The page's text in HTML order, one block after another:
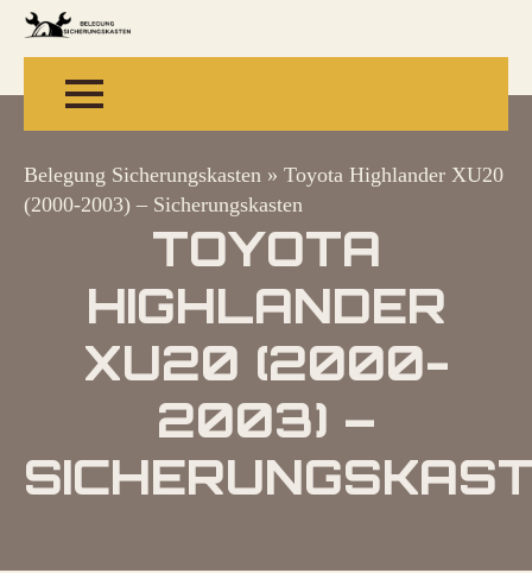
Belegung Sicherungskasten » Toyota Highlander XU20
(2000-2003) – Sicherungskasten
TOYOTA
HIGHLANDER
XU20 (2000-
2003) –